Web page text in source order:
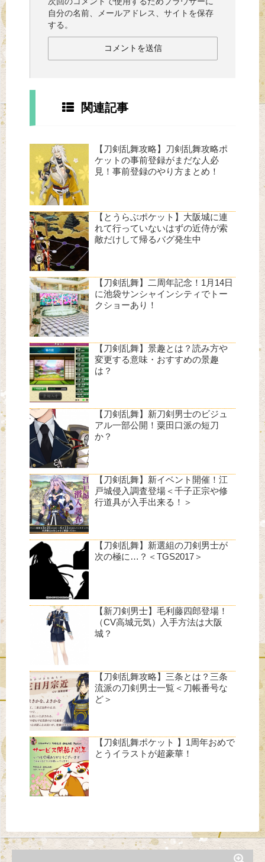
自分の名前、メールアドレス、サイトを保存
する。
関連記事
【刀剣乱舞攻略】刀剣乱舞攻略ポ
ケットの事前登録がまだな人必
見！事前登録のやり方まとめ！
【とうらぶポケット】大阪城に連
れて行っていないはずの近侍が索
敵だけして帰るバグ発生中
【刀剣乱舞】二周年記念！1月14日
に池袋サンシャインシティでトー
クショーあり！
【刀剣乱舞】景趣とは？読み方や
変更する意味・おすすめの景趣
は？
【刀剣乱舞】新刀剣男士のビジュ
アル一部公開！粟田口派の短刀
か？
【刀剣乱舞】新イベント開催！江
戸城侵入調査登場＜千子正宗や修
行道具が入手出来る！＞
【刀剣乱舞】新選組の刀剣男士が
次の極に…？＜TGS2017＞
【新刀剣男士】毛利藤四郎登場！
（CV高城元気）入手方法は大阪
城？
【刀剣乱舞攻略】三条とは？三条
流派の刀剣男士一覧＜刀帳番号な
ど＞
【刀剣乱舞ポケット 】1周年おめで
とうイラストが超豪華！